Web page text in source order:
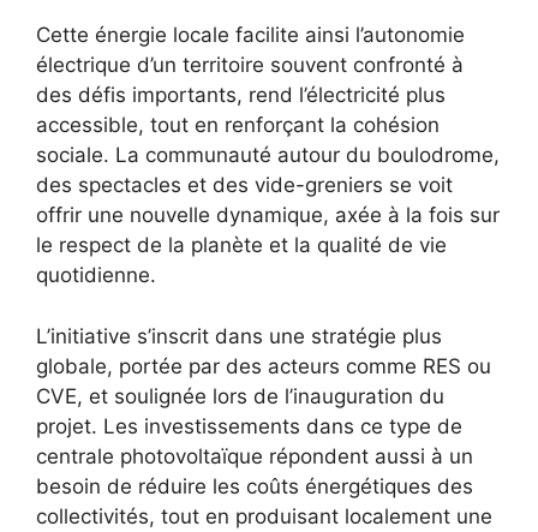
Cette énergie locale facilite ainsi l’autonomie
électrique d’un territoire souvent confronté à
des défis importants, rend l’électricité plus
accessible, tout en renforçant la cohésion
sociale. La communauté autour du boulodrome,
des spectacles et des vide-greniers se voit
offrir une nouvelle dynamique, axée à la fois sur
le respect de la planète et la qualité de vie
quotidienne.
L’initiative s’inscrit dans une stratégie plus
globale, portée par des acteurs comme RES ou
CVE, et soulignée lors de l’inauguration du
projet. Les investissements dans ce type de
centrale photovoltaïque répondent aussi à un
besoin de réduire les coûts énergétiques des
collectivités, tout en produisant localement une